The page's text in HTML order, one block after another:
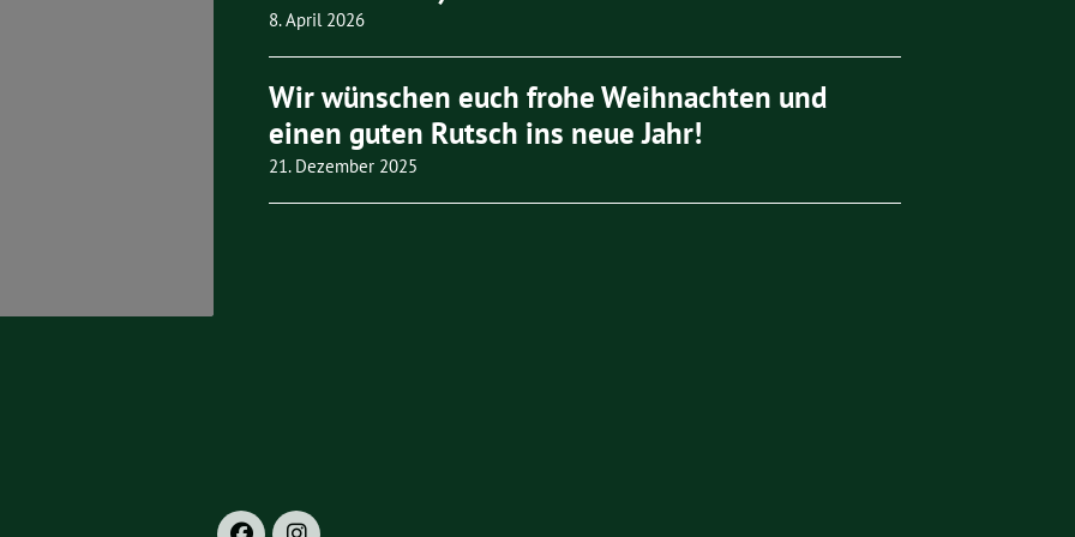
8. April 2026
Wir wünschen euch frohe Weihnachten und
einen guten Rutsch ins neue Jahr!
21. Dezember 2025